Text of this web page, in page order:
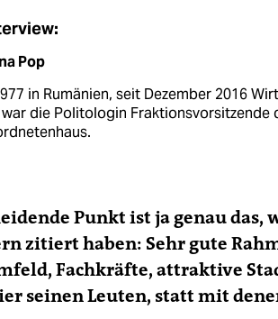
Pop
in Rumänien, seit Dezember 2016
die Politologin Fraktionsvorsitzende
Punkt ist ja genau das,
zitiert haben: Sehr gute
Fachkräfte, attraktive
seinen Leuten, statt mit